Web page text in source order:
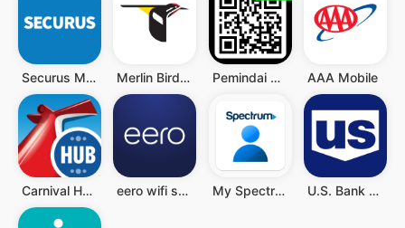
Securus Mobile Merlin Bird ID by Cornell Lab Pemindai QR - Barcode Scanner AAA Mobile
Carnival HUB eero wifi system My Spectrum U.S. Bank Mobile Banking